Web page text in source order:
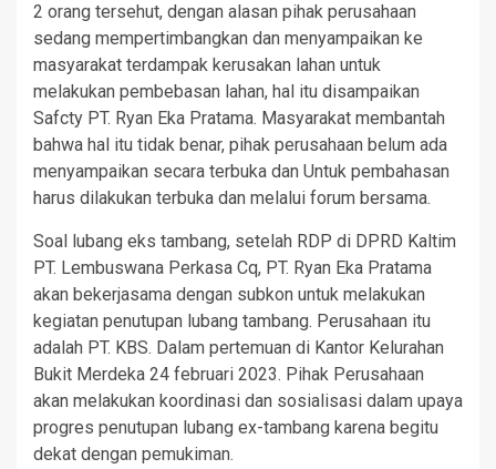
2 orang tersehut, dengan alasan pihak perusahaan
sedang mempertimbangkan dan menyampaikan ke
masyarakat terdampak kerusakan lahan untuk
melakukan pembebasan lahan, hal itu disampaikan
Safcty PT. Ryan Eka Pratama. Masyarakat membantah
bahwa hal itu tidak benar, pihak perusahaan belum ada
menyampaikan secara terbuka dan Untuk pembahasan
harus dilakukan terbuka dan melalui forum bersama.
Soal lubang eks tambang, setelah RDP di DPRD Kaltim
PT. Lembuswana Perkasa Cq, PT. Ryan Eka Pratama
akan bekerjasama dengan subkon untuk melakukan
kegiatan penutupan lubang tambang. Perusahaan itu
adalah PT. KBS. Dalam pertemuan di Kantor Kelurahan
Bukit Merdeka 24 februari 2023. Pihak Perusahaan
akan melakukan koordinasi dan sosialisasi dalam upaya
progres penutupan lubang ex-tambang karena begitu
dekat dengan pemukiman.